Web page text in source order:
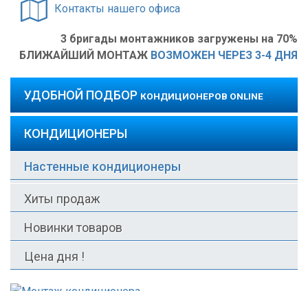
Контакты нашего офиса
3 бригады монтажников загружены на 70%
БЛИЖАЙШИЙ МОНТАЖ ВОЗМОЖЕН ЧЕРЕЗ 3-4 ДНЯ
УДОБНОЙ ПОДБОР КОНДИЦИОНЕРОВ ONLINE
КОНДИЦИОНЕРЫ
Настенные кондиционеры
Хиты продаж
Новинки товаров
Цена дня !